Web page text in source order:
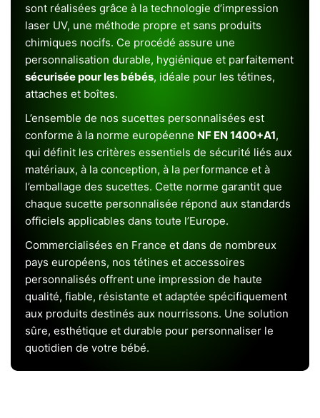
sont réalisées grâce à la technologie d’impression
laser UV, une méthode propre et sans produits
chimiques nocifs. Ce procédé assure une
personnalisation durable, hygiénique et parfaitement
sécurisée pour les bébés, idéale pour les tétines,
attaches et boîtes.
L’ensemble de nos sucettes personnalisées est
conforme à la norme européenne NF EN 1400+A1,
qui définit les critères essentiels de sécurité liés aux
matériaux, à la conception, à la performance et à
l’emballage des sucettes. Cette norme garantit que
chaque sucette personnalisée répond aux standards
officiels applicables dans toute l’Europe.
Commercialisées en France et dans de nombreux
pays européens, nos tétines et accessoires
personnalisés offrent une impression de haute
qualité, fiable, résistante et adaptée spécifiquement
aux produits destinés aux nourrissons. Une solution
sûre, esthétique et durable pour personnaliser le
quotidien de votre bébé.